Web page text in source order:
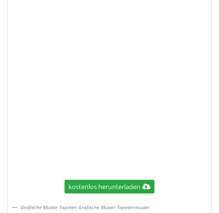
kostenlos herunterladen
Grafische Muster Tapeten Grafische Muster Tapetenmuster